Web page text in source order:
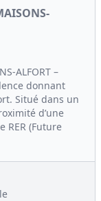
ALFORT –
donnant
Situé dans un
d’une
RER (Future